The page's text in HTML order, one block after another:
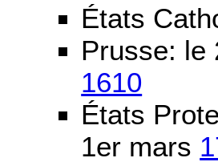
États
Prusse: le
1610
États
1er mars